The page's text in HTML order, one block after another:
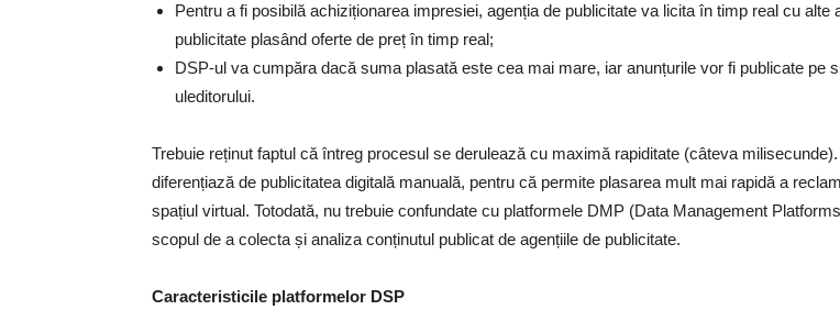
Pentru a fi posibilă achiziționarea impresiei, agenția de publicitate va licita în timp real cu alte
publicitate plasând oferte de preț în timp real;
DSP-ul va cumpăra dacă suma plasată este cea mai mare, iar anunțurile vor fi publicate pe
uleditorului.
Trebuie reținut faptul că întreg procesul se derulează cu maximă rapiditate (câteva
diferențiază de publicitatea digitală manuală, pentru că permite plasarea mult mai rapidă a
spațiul virtual. Totodată, nu trebuie confundate cu platformele DMP (Data Management
scopul de a colecta și analiza conținutul publicat de agențiile de publicitate.
Caracteristicile platformelor DSP